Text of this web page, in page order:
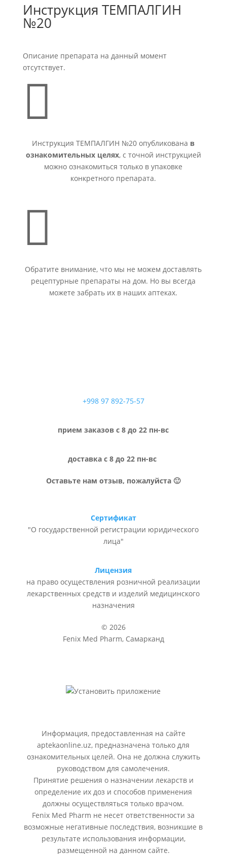
Инструкция ТЕМПАЛГИН
№20
Описание препарата на данный момент
отсутствует.

Инструкция ТЕМПАЛГИН №20 опубликована в
ознакомительных целях, с точной инструкцией
можно ознакомиться только в упаковке
конкретного препарата.

Обратите внимание, что мы не можем доставлять
рецептурные препараты на дом. Но вы всегда
можете забрать их в наших аптеках.
+998 97 892-75-57
прием заказов с 8 до 22 пн-вс
доставка с 8 до 22 пн-вс
Оставьте нам отзыв, пожалуйста 🙂
Сертификат
"О государственной регистрации юридического
лица"
Лицензия
на право осуществления розничной реализации
лекарственных средств и изделий медицинского
назначения
© 2026
Fenix Med Pharm, Самарканд
Информация, предоставленная на сайте
aptekaonline.uz, предназначена только для
ознакомительных целей. Она не должна служить
руководством для самолечения.
Принятие решения о назначении лекарств и
определение их доз и способов применения
должны осуществляться только врачом.
Fenix Med Pharm не несет ответственности за
возможные негативные последствия, возникшие в
результате использования информации,
размещенной на данном сайте.